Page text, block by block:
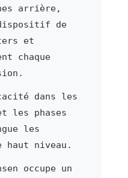
arrière,
de
et
chaque
dans les
les phases
les
haut niveau.
occupe un